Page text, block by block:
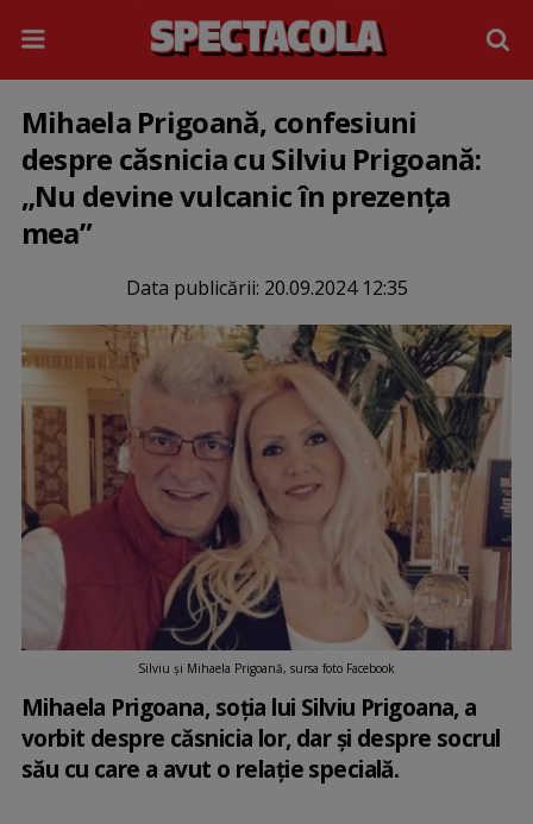
Mihaela Prigoană, confesiuni
despre căsnicia cu Silviu Prigoană:
„Nu devine vulcanic în prezența
mea”
Data publicării: 20.09.2024 12:35
Silviu și Mihaela Prigoană, sursa foto Facebook
Mihaela Prigoana, soția lui Silviu Prigoana, a
vorbit despre căsnicia lor, dar și despre socrul
său cu care a avut o relație specială.